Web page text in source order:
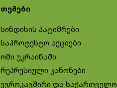
თემები
სინდისის პატიმრები
საპროტესტო აქციები
ომი უკრაინაში
რეპრესიული კანონები
ევროკავშირი და საქართველო